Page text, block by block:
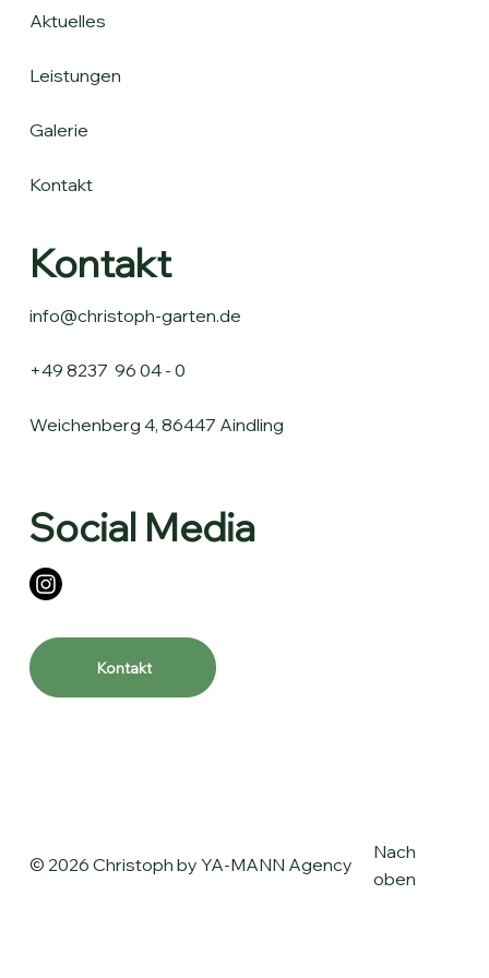
Aktuelles
Leistungen
Galerie
Kontakt
Kontakt
info@christoph-garten.de
+49 8237 96 04 - 0
Weichenberg 4, 86447 Aindling
Social Media
Kontakt
© 2026 Christoph by YA-MANN Agency
Nach
oben